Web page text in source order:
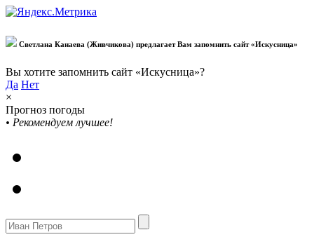
Светлана Канаева (Живчикова) предлагает Вам запомнить сайт «Искусница»
Вы хотите запомнить сайт «Искусница»?
Да Нет
×
Прогноз погоды
• Рекомендуем лучшее!